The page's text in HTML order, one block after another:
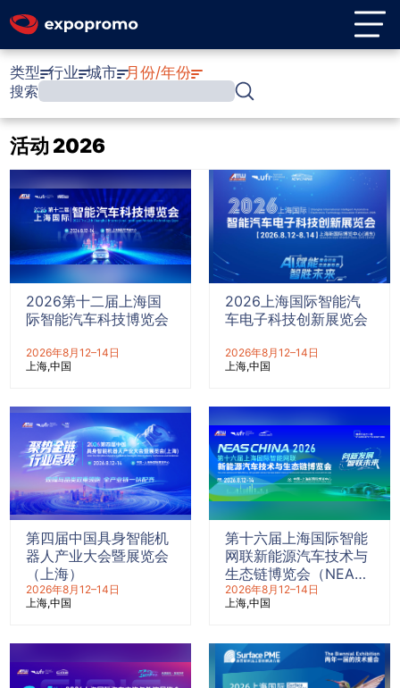
类型 行业 城市 月份/年份
搜索
活动 2026
2026第十二届上海国
际智能汽车科技博览会
2026年8月12–14日
上海 中国
2026上海国际智能汽
车电子科技创新展览会
2026年8月12–14日
上海 中国
第四届中国具身智能机
器人产业大会暨展览会
（上海）
2026年8月12–14日
上海 中国
第十六届上海国际智能
网联新能源汽车技术与
生态链博览会（NEAS
CHINA 2026）
2026年8月12–14日
上海 中国